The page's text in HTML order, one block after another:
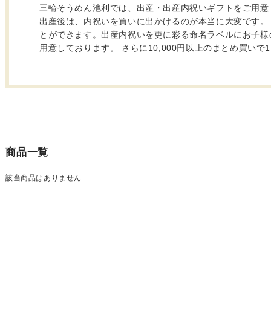
三輪そうめん池利では、出産・出産内祝いギフトをご用
出産後は、内祝いを買いに出かけるのが本当に大変です
とができます。出産内祝いを更に彩る命名ラベルにお子
用意しております。 さらに10,000円以上のまとめ買いで
商品一覧
該当商品はありません